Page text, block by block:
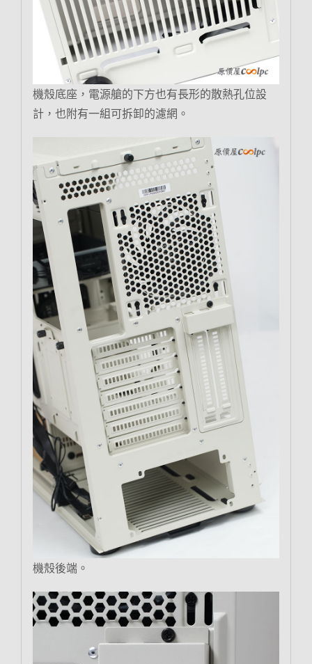
機殼底座，電源艙的下方也有長形的散熱孔位設
計，也附有一組可拆卸的濾網。
機殼後端。